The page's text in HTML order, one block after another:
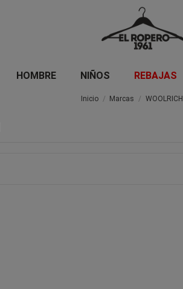
HOMBRE NIÑOS REBAJAS
Inicio Marcas WOOLRICH